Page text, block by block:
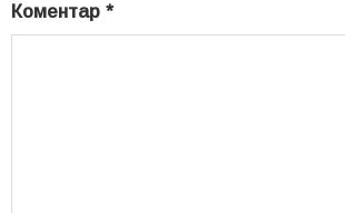
Коментар *